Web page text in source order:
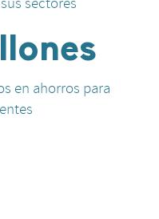
sectores
en ahorros para